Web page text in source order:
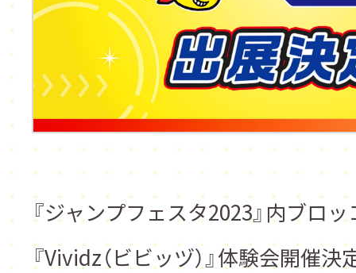
『ジャンプフェスタ2023』内ブロ
『Vividz（ビビッヅ）』体験会開催決